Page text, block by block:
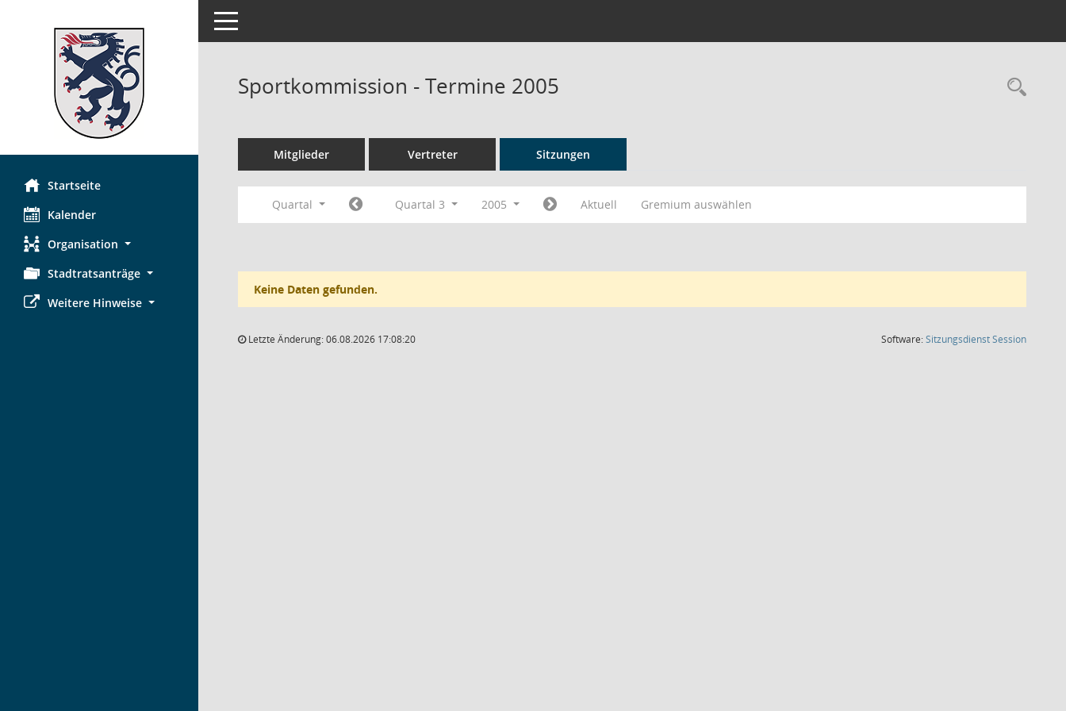
Startseite
Kalender
Organisation
Stadtratsanträge
Weitere Hinweise
Toggle navigation
Sportkommission - Termine 2005
Mitglieder Vertreter Sitzungen
Quartal Quartal 3 2005 Aktuell Gremium auswählen
Keine Daten gefunden.
Letzte Änderung: 06.08.2026 17:08:20 Software:SitzungsdienstSession(Wird in